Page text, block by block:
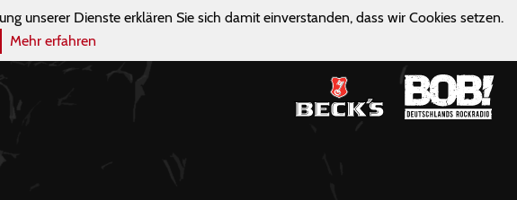
unserer Dienste erklären Sie sich damit einverstanden, dass wir Cookies setzen.
Mehr erfahren